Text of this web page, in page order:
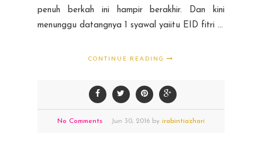
penuh berkah ini hampir berakhir. Dan kini
menunggu datangnya 1 syawal yaiitu EID fitri ...
CONTINUE READING
No Comments Jun 30, 2016 by irabintiazhari